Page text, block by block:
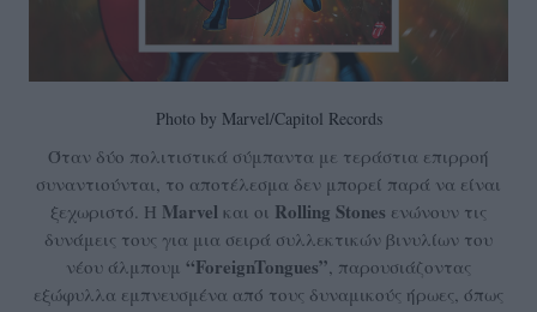
Photo by Marvel/Capitol Records
Όταν δύο πολιτιστικά σύμπαντα με τεράστια επιρροή
συναντιούνται, το αποτέλεσμα δεν μπορεί παρά να είναι
ξεχωριστό. Η Marvel και οι Rolling Stones ενώνουν τις
δυνάμεις τους για μια σειρά συλλεκτικών βινυλίων του
νέου άλμπουμ “ForeignTongues”, παρουσιάζοντας
εξώφυλλα εμπνευσμένα από τους δυναμικούς ήρωες, όπως